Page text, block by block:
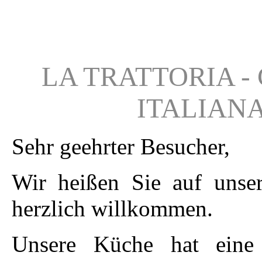
LA TRATTORIA -
Sehr geehrter Besucher,
Wir heißen Sie auf
herzlich willkommen.
Unsere Küche hat